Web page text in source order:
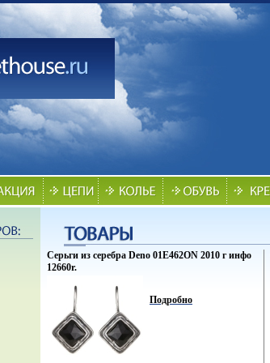
Серьги из серебра Deno 01E462ON 2010 г инфо
12660r.
Подробно